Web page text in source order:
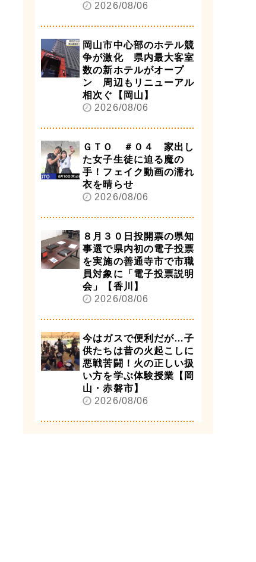
2026/08/06
岡山市中心部のホテル競
争が激化 県内最大客室
数の新ホテルがオープ
ン 周辺もリニューアル
相次ぐ【岡山】
2026/08/06
ＧＴＯ ＃０４ 家出し
た女子生徒に迫る魔の
手！フェイク動画の濡れ
衣を晴らせ
2026/08/06
８月３０日投開票の県知
事選で県内初の電子投票
を実施の善通寺市で市職
員対象に「電子投票説明
会」【香川】
2026/08/06
今はガスで便利だが…子
供たちは昔の火起こしに
悪戦苦闘！火の正しい扱
い方を学ぶ体験授業【岡
山・赤磐市】
2026/08/06